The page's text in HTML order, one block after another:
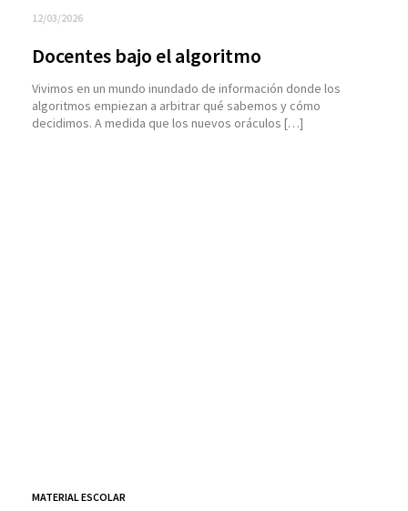
12/03/2026
Docentes bajo el algoritmo
Vivimos en un mundo inundado de información donde los
algoritmos empiezan a arbitrar qué sabemos y cómo
decidimos. A medida que los nuevos oráculos […]
MATERIAL ESCOLAR